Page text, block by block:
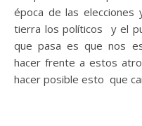
época de las
tierra los políticos
y el
que pasa es que nos
hacer frente a estos
hacer posible esto que